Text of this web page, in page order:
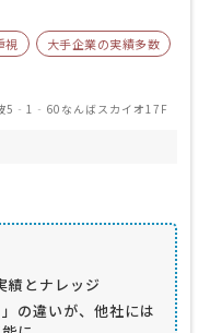
視 大手企業の実績多数
5‐1‐60なんばスカイオ17F
績とナレッジ
の違いが、他社には